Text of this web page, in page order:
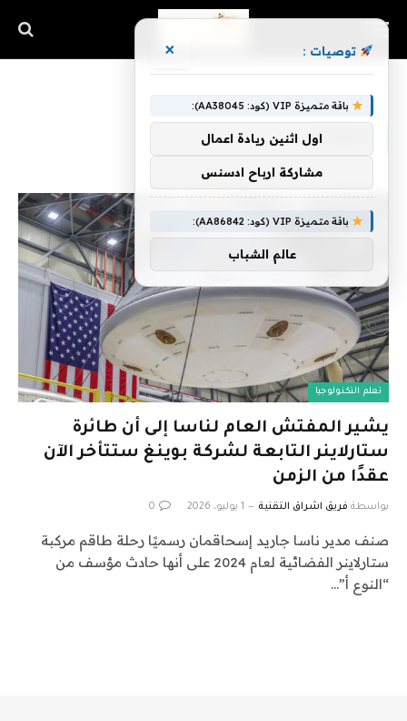
المفتش
تعلم التكنولوجيا
يشير المفتش العام لناسا إلى أن طائرة
ستارلاينر التابعة لشركة بوينغ ستتأخر الآن
عقدًا من الزمن
بواسطة فريق اشراق التقنية 1 يوليو، 2026 0
صنف مدير ناسا جاريد إسحاقمان رسميًا رحلة طاقم مركبة
ستارلاينر الفضائية لعام 2024 على أنها حادث مؤسف من
“النوع أ”…
توصيات : ×
باقة متميزة VIP (كود: AA38045):
اول اثنين ريادة اعمال
مشاركة ارباح ادسنس
باقة متميزة VIP (كود: AA86842):
عالم الشباب